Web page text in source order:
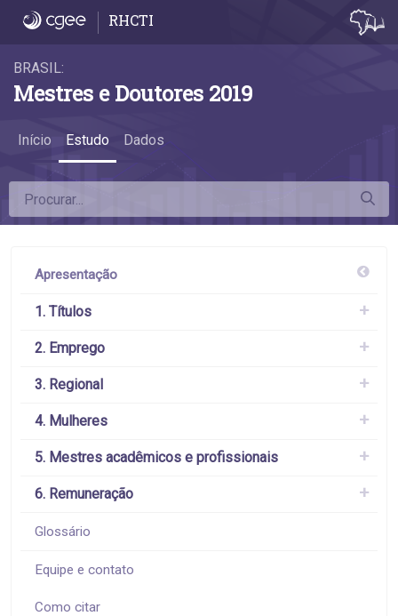
Estudo RHCTI
BRASIL:
Mestres e Doutores 2019
Início Estudo Dados
Apresentação
1. Títulos
2. Emprego
3. Regional
4. Mulheres
5. Mestres acadêmicos e profissionais
6. Remuneração
Glossário
Equipe e contato
Como citar